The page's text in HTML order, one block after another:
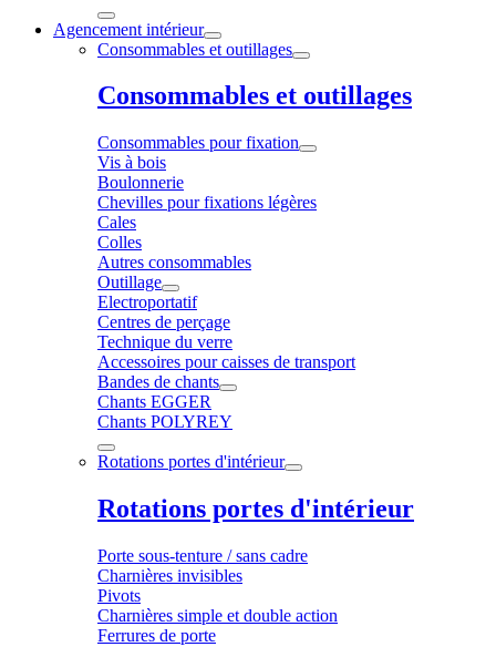
Agencement intérieur
Consommables et outillages
Consommables et outillages
Consommables pour fixation
Vis à bois
Boulonnerie
Chevilles pour fixations légères
Cales
Colles
Autres consommables
Outillage
Electroportatif
Centres de perçage
Technique du verre
Accessoires pour caisses de transport
Bandes de chants
Chants EGGER
Chants POLYREY
Rotations portes d'intérieur
Rotations portes d'intérieur
Porte sous-tenture / sans cadre
Charnières invisibles
Pivots
Charnières simple et double action
Ferrures de porte